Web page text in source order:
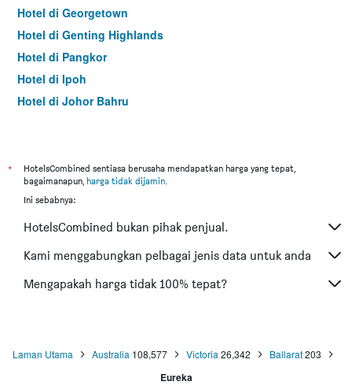
Hotel di Georgetown
Hotel di Genting Highlands
Hotel di Pangkor
Hotel di Ipoh
Hotel di Johor Bahru
Hotel di Kuching
Hotel di Tokyo
Hotel di Bangkok
Hotel di Putrajaya
Hotel di Shah Alam
*
HotelsCombined sentiasa berusaha mendapatkan harga yang tepat,
bagaimanapun, harga tidak dijamin.
Ini sebabnya:
HotelsCombined bukan pihak penjual.
Kami menggabungkan pelbagai jenis data untuk anda
Mengapakah harga tidak 100% tepat?
Laman Utama Australia 108,577 Victoria 26,342 Ballarat 203
Eureka